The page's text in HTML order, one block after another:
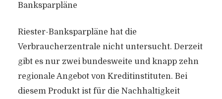
Banksparpläne
Riester-Banksparpläne hat die
Verbraucherzentrale nicht untersucht. Derzeit
gibt es nur zwei bundesweite und knapp zehn
regionale Angebot von Kreditinstituten. Bei
diesem Produkt ist für die Nachhaltigkeit